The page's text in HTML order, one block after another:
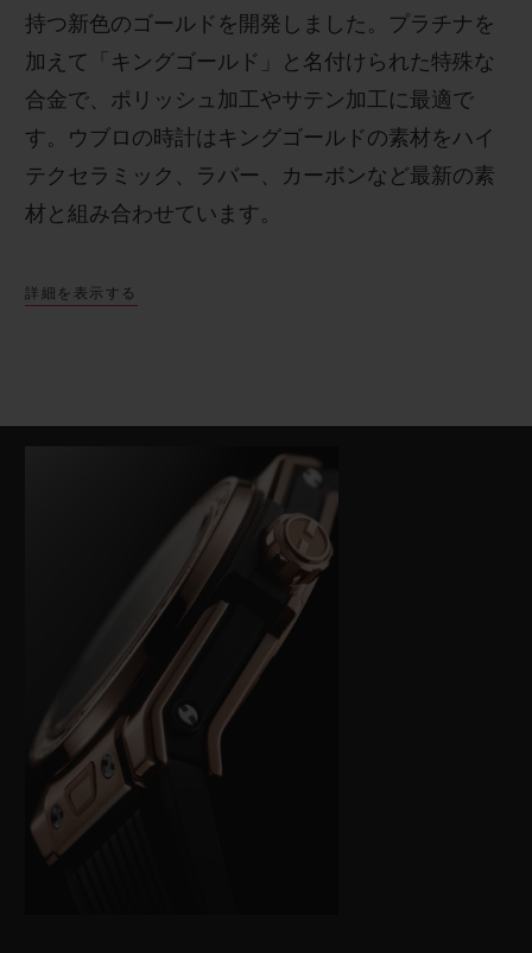
持つ新色のゴールドを開発しました。プラチナを
加えて「キングゴールド」と名付けられた特殊な
合金で、ポリッシュ加工やサテン加工に最適で
す。 ウブロの時計はキングゴールドの素材をハイ
テクセラミック、ラバー、カーボンなど最新の素
材と組み合わせています。
詳細を表示する